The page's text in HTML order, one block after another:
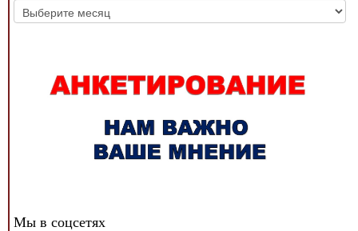
Архив
новостей
Мы в соцсетях